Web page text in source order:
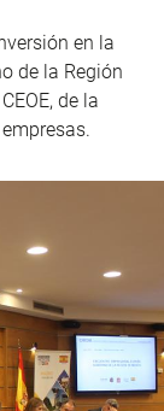
en la
de la Región
de la